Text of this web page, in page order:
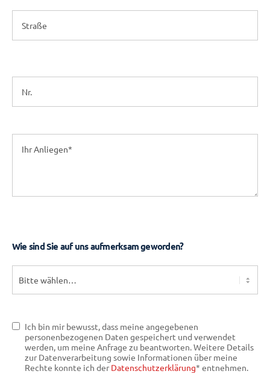
Wie sind Sie auf uns aufmerksam geworden?
Ich bin mir bewusst, dass meine angegebenen
personenbezogenen Daten gespeichert und verwendet
werden, um meine Anfrage zu beantworten. Weitere Details
zur Datenverarbeitung sowie Informationen über meine
Rechte konnte ich der Datenschutzerklärung* entnehmen.